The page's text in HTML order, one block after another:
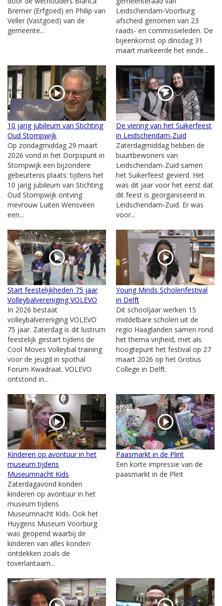
Bremer (Erfgoed) en Philip van
Veller (Vastgoed) van de
gemeente...
Leidschendam-Voorburg
afscheid genomen van 23
raads- en commissieleden. De
bijeenkomst op dinsdag 31
maart markeerde het einde...
10 jarig jubileum van Stichting
Oud Stompwijk
Op zondagmiddag 29 maart
2026 vond in het Dorpspunt in
Stompwijk een bijzondere
gebeurtenis plaats: tijdens het
10 jarig jubileum van Stichting
Oud Stompwijk ontving
mevrouw Luiten Wensveen
een...
De viering van het Suikerfeest
in Leidschendam-Zuid
Zaterdagmiddag hebben de
buurtbewoners van
Leidschendam-Zuid samen
het Suikerfeest gevierd. Het
was dit jaar voor het eerst dat
dit feest is georganiseerd in
Leidschendam-Zuid. Er was
voor...
Start feestelijkheden 75 jaar
Volleybalvereniging VOLEVO
In 2026 bestaat
volleybalvereniging VOLEVO
75 jaar. Zaterdag is dit lustrum
feestelijk gestart tijdens de
Cool Moves Volleybal training
voor de jeugd in spothal
Forum Kwadraat. VOLEVO
ontstond in...
Young Minds Scholenfestival
in Delft
Dit schooljaar werken 15
middelbare scholen uit de
regio Haaglanden samen rond
het thema vrijheid, met als
hoogtepunt het festival op 27
maart 2026 op het Grotius
College in Delft.
Kinderen op avontuur in het
museum tijdens
Museumnacht Kids
Zaterdagavond konden
kinderen op avontuur in het
museum tijdens
Museumnacht Kids. Ook het
Huygens Museum Voorburg
was geopend waarbij de
kinderen van alles konden
ontdekken zoals de
toverlantaarn...
Paasmarkt in de Plint
Een korte impressie van de
paasmarkt in de Plint